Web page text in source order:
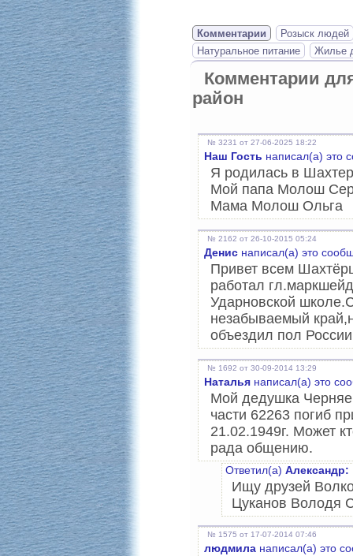
Комментарии
Розыск людей
Натуральное питание
Жилье
Комментарии
район
№ 3231 от 27-06-2025 18:22
Наш Гость написал(а) это
Я родилась в
Мой папа Молош
Мама Молош Ольга
№ 2162 от 26-10-2015 05:24
Денис написал(а) это
Привет всем
работал
Ударновской
незабываемый
объездил пол
№ 1692 от 30-09-2014 13:29
Наталья написал(а) это
Мой дедушка
части 62263 погиб
21.02.1949г. Может
рада общению.
Ответил(а) Александр:
Ищу друзей
Цуканов Володя
№ 1575 от 17-07-2014 07:46
людмила написал(а) это